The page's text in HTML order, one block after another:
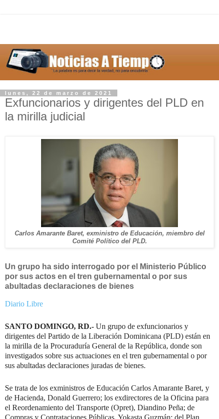
lunes, 22 de marzo de 2021
Exfuncionarios y dirigentes del PLD en
la mirilla judicial
Carlos Amarante Baret, exministro de Educación, miembro del
Comité Político del PLD.
Un grupo ha sido interrogado por el Ministerio Público
por sus actos en el tren gubernamental o por sus
abultadas declaraciones de bienes
Diario Libre
SANTO DOMINGO, RD.- Un grupo de exfuncionarios y
dirigentes del Partido de la Liberación Dominicana (PLD) están en
la mirilla de la Procuraduría General de la República, donde son
investigados sobre sus actuaciones en el tren gubernamental o por
sus abultadas declaraciones juradas de bienes.
Se trata de los exministros de Educación Carlos Amarante Baret, y
de Hacienda, Donald Guerrero; los exdirectores de la Oficina para
el Reordenamiento del Transporte (Opret), Diandino Peña; de
Compras y Contrataciones Públicas, Yokasta Guzmán; del Plan